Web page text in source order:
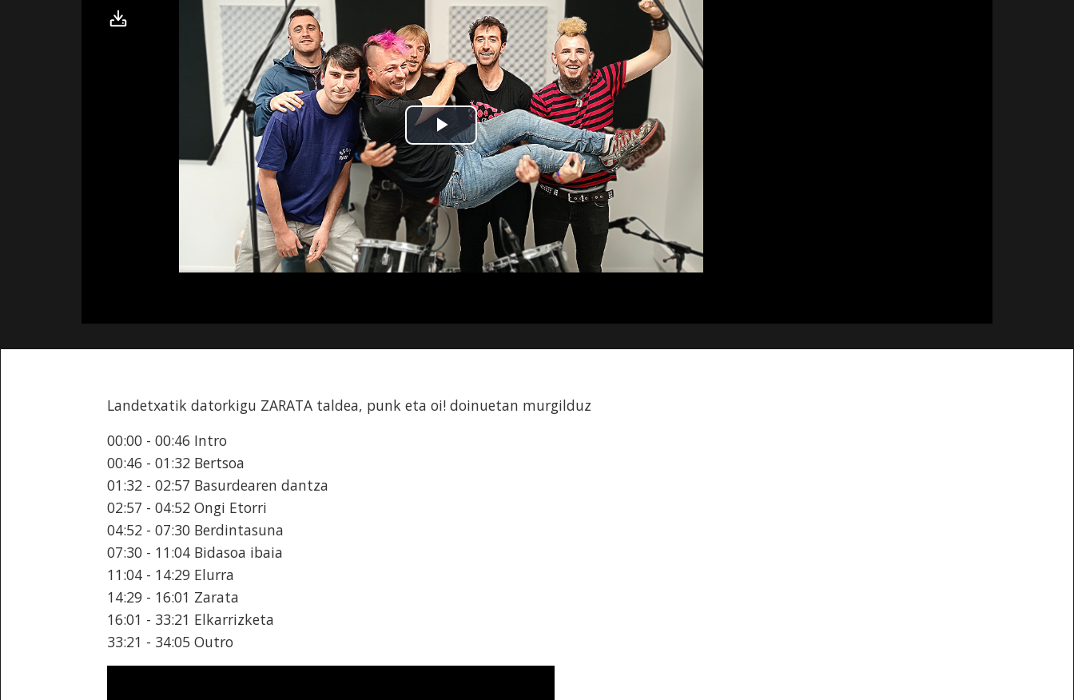
Landetxatik datorkigu ZARATA taldea, punk eta oi! doinuetan murgilduz
00:00 - 00:46 Intro
00:46 - 01:32 Bertsoa
01:32 - 02:57 Basurdearen dantza
02:57 - 04:52 Ongi Etorri
04:52 - 07:30 Berdintasuna
07:30 - 11:04 Bidasoa ibaia
11:04 - 14:29 Elurra
14:29 - 16:01 Zarata
16:01 - 33:21 Elkarrizketa
33:21 - 34:05 Outro